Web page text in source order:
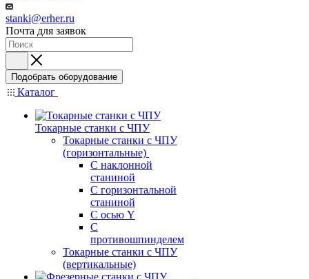
stanki@erher.ru
Почта для заявок
Подобрать оборудование
Каталог
Токарные станки с ЧПУ
Токарные станки с ЧПУ
(горизонтальные)
С наклонной
станиной
С горизонтальной
станиной
С осью Y
С
противошпинделем
Токарные станки с ЧПУ
(вертикальные)